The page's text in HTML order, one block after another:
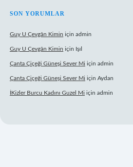
SON YORUMLAR
Guy U Çevgân Kimin için admin
Guy U Çevgân Kimin için Işıl
Çanta Çiçeği Güneşi Sever Mi için admin
Çanta Çiçeği Güneşi Sever Mi için Aydan
İKizler Burcu Kadını Guzel Mi için admin